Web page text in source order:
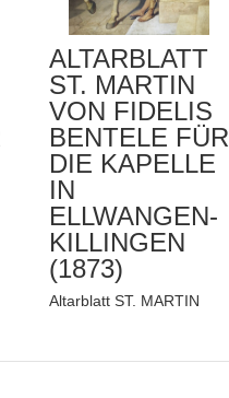
ALTARBLATT
ST. MARTIN
VON FIDELIS
BENTELE FÜR
DIE KAPELLE
IN
ELLWANGEN-
KILLINGEN
(1873)
Altarblatt ST. MARTIN